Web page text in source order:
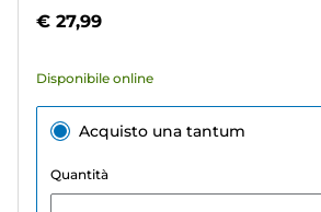
104
€ 27,99
Disponibile online
Acquisto una tantum
Quantità